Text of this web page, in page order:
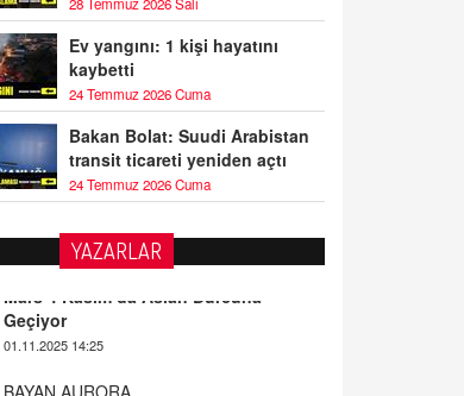
Ev yangını: 1 kişi hayatını
kaybetti
24 Temmuz 2026 Cuma
Bakan Bolat: Suudi Arabistan
transit ticareti yeniden açtı
24 Temmuz 2026 Cuma
YAZARLAR
BAYAN AURORA
Kaygıları Düşüren, Sinirleri Düzelten
5.1.2025 12:23